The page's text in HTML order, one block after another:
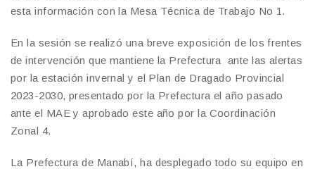
esta información con la Mesa Técnica de Trabajo No 1.
En la sesión se realizó una breve exposición de los frentes
de intervención que mantiene la Prefectura ante las alertas
por la estación invernal y el Plan de Dragado Provincial
2023-2030, presentado por la Prefectura el año pasado
ante el MAE y aprobado este año por la Coordinación
Zonal 4.
La Prefectura de Manabí, ha desplegado todo su equipo en